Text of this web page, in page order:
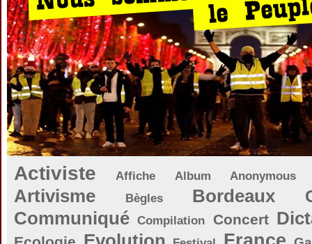
Activiste Affiche Album Anonymous
Artivisme Bègles Bordeaux
Communiqué Compilation Concert